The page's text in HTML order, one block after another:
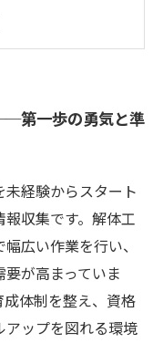
の実態──高収
事内容や日常の
としてキャリア
第一歩の勇気と準
経験からスタート
収集です。解体工
広い作業を行い、
が高まっていま
体制を整え、資格
ップを図れる環境